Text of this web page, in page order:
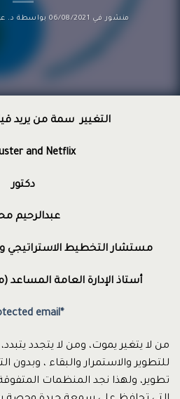
منشور في 06/08/2021 بواسطة د.
التغيير سمة من يريد
and Netflix
دكتور
عبدالرحيم
مستشار التخطيط الاستراتيجي
أستاذ الإدارة العامة
*protected email*
من لا يتغير يموت، ومن لا يتجدد
للتطوير والاستمرار والبقاء ، وبدون
تطوير، ولهذا نجد المنظمات